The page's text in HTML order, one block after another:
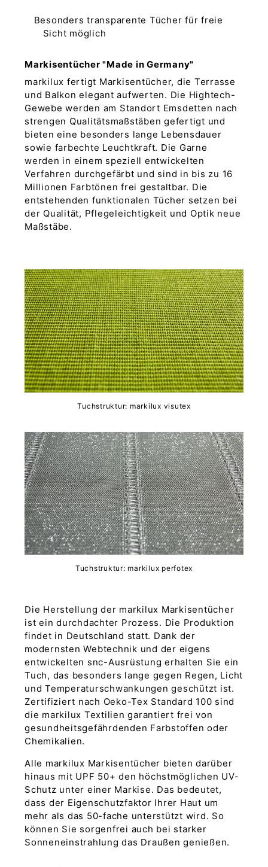
Besonders transparente Tücher für freie
Sicht möglich
Markisentücher "Made in Germany"
markilux fertigt Markisentücher, die Terrasse
und Balkon elegant aufwerten. Die Hightech-
Gewebe werden am Standort Emsdetten nach
strengen Qualitätsmaßstäben gefertigt und
bieten eine besonders lange Lebensdauer
sowie farbechte Leuchtkraft. Die Garne
werden in einem speziell entwickelten
Verfahren durchgefärbt und sind in bis zu 16
Millionen Farbtönen frei gestaltbar. Die
entstehenden funktionalen Tücher setzen bei
der Qualität, Pflegeleichtigkeit und Optik neue
Maßstäbe.
Tuchstruktur: markilux visutex
Tuchstruktur: markilux perfotex
Die Herstellung der markilux Markisentücher
ist ein durchdachter Prozess. Die Produktion
findet in Deutschland statt. Dank der
modernsten Webtechnik und der eigens
entwickelten snc-Ausrüstung erhalten Sie ein
Tuch, das besonders lange gegen Regen, Licht
und Temperaturschwankungen geschützt ist.
Zertifiziert nach Oeko-Tex Standard 100 sind
die markilux Textilien garantiert frei von
gesundheitsgefährdenden Farbstoffen oder
Chemikalien.
Alle markilux Markisentücher bieten darüber
hinaus mit UPF 50+ den höchstmöglichen UV-
Schutz unter einer Markise. Das bedeutet,
dass der Eigenschutzfaktor Ihrer Haut um
mehr als das 50-fache unterstützt wird. So
können Sie sorgenfrei auch bei starker
Sonneneinstrahlung das Draußen genießen.